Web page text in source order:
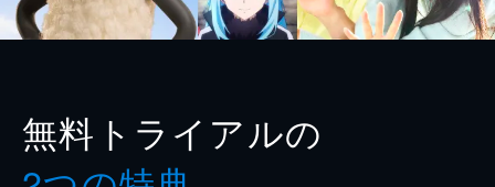
無料トライアルの